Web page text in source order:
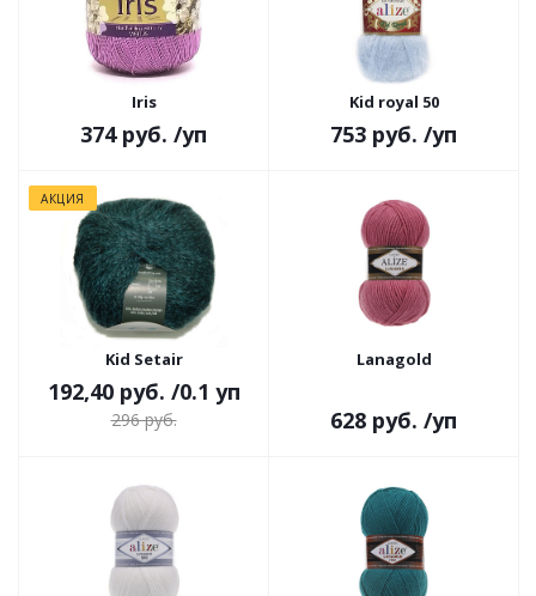
Iris
374 руб. /уп
Kid royal 50
753 руб. /уп
АКЦИЯ
Kid Setair
192,40 руб. /0.1 уп
296 руб.
Lanagold
628 руб. /уп